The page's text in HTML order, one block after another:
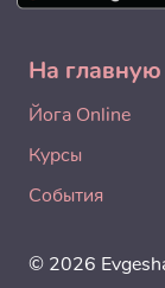
На главную
Йога Online
Курсы
События
© 2026